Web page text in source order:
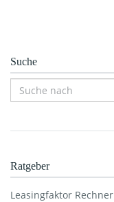
Suche
Ratgeber
Leasingfaktor Rechner